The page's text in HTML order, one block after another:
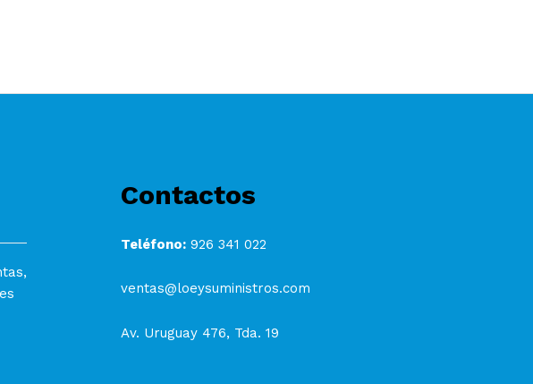
Contactos
Teléfono: 926 341 022
ventas@loeysuministros.com
Av. Uruguay 476, Tda. 19